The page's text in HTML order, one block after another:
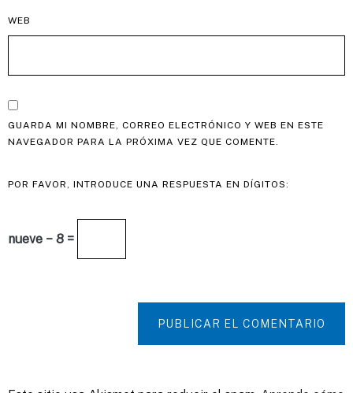
WEB
GUARDA MI NOMBRE, CORREO ELECTRÓNICO Y WEB EN ESTE
NAVEGADOR PARA LA PRÓXIMA VEZ QUE COMENTE.
POR FAVOR, INTRODUCE UNA RESPUESTA EN DÍGITOS:
nueve − 8 =
PUBLICAR EL COMENTARIO